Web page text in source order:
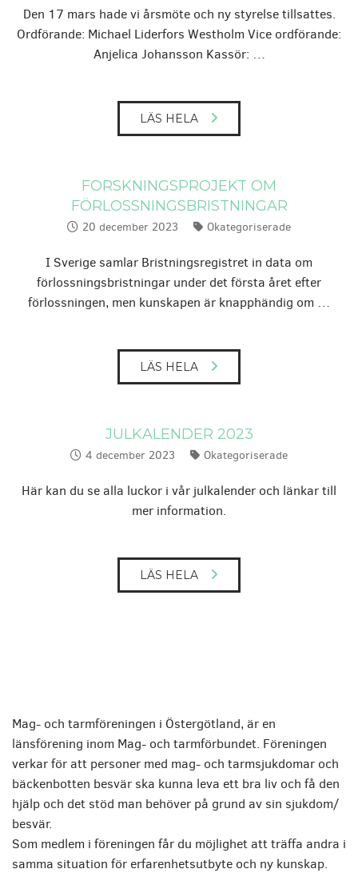
Den 17 mars hade vi årsmöte och ny styrelse tillsattes.
Ordförande: Michael Liderfors Westholm Vice ordförande:
Anjelica Johansson Kassör: …
LÄS HELA
FORSKNINGSPROJEKT OM
FÖRLOSSNINGSBRISTNINGAR
Publicerat:
20 december 2023 Kategorier:
Okategoriserade
I Sverige samlar Bristningsregistret in data om
förlossningsbristningar under det första året efter
förlossningen, men kunskapen är knapphändig om …
LÄS HELA
JULKALENDER 2023
Publicerat:
4 december 2023 Kategorier:
Okategoriserade
Här kan du se alla luckor i vår julkalender och länkar till
mer information.
LÄS HELA
Mag- och tarmföreningen i Östergötland, är en
länsförening inom Mag- och tarmförbundet. Föreningen
verkar för att personer med mag- och tarmsjukdomar och
bäckenbotten besvär ska kunna leva ett bra liv och få den
hjälp och det stöd man behöver på grund av sin sjukdom/
besvär.
Som medlem i föreningen får du möjlighet att träffa andra i
samma situation för erfarenhetsutbyte och ny kunskap.